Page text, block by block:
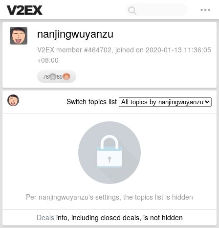
nanjingwuyanzu
V2EX member #464702, joined on 2020-01-13 11:36:05
+08:00
76 80
Switch topics list
Per nanjingwuyanzu's settings, the topics list is hidden
Dealsinfo, including closed deals, is not hidden